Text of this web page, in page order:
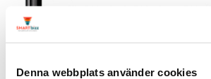
Denna webbplats använder cookies